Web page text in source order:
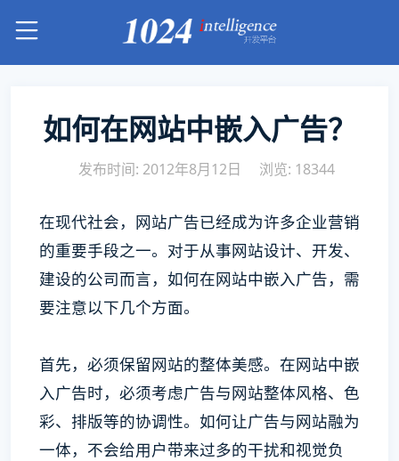
如何在网站中嵌入广告？
发布时间: 2012年8月12日 浏览: 18344
在现代社会，网站广告已经成为许多企业营销
的重要手段之一。对于从事网站设计、开发、
建设的公司而言，如何在网站中嵌入广告，需
要注意以下几个方面。
首先，必须保留网站的整体美感。在网站中嵌
入广告时，必须考虑广告与网站整体风格、色
彩、排版等的协调性。如何让广告与网站融为
一体，不会给用户带来过多的干扰和视觉负